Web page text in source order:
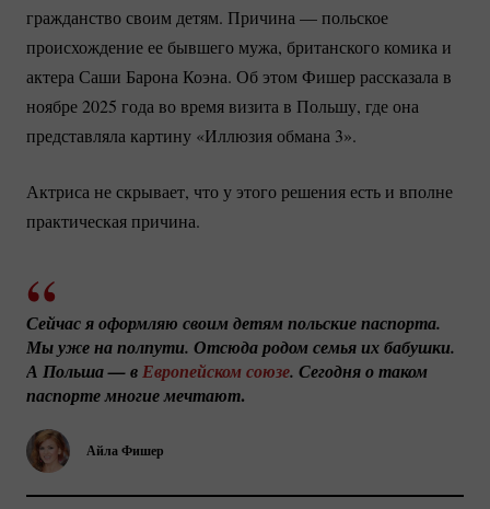
гражданство своим детям. Причина — польское
происхождение ее бывшего мужа, британского комика и
актера Саши Барона Коэна. Об этом Фишер рассказала в
ноябре 2025 года во время визита в Польшу, где она
представляла картину «Иллюзия обмана 3».
Актриса не скрывает, что у этого решения есть и вполне
практическая причина.
Айла Фишер
Сейчас я оформляю своим детям польские паспорта.
Мы уже на полпути. Отсюда родом семья их бабушки.
А Польша — в Европейском союзе. Сегодня о таком
паспорте многие мечтают.